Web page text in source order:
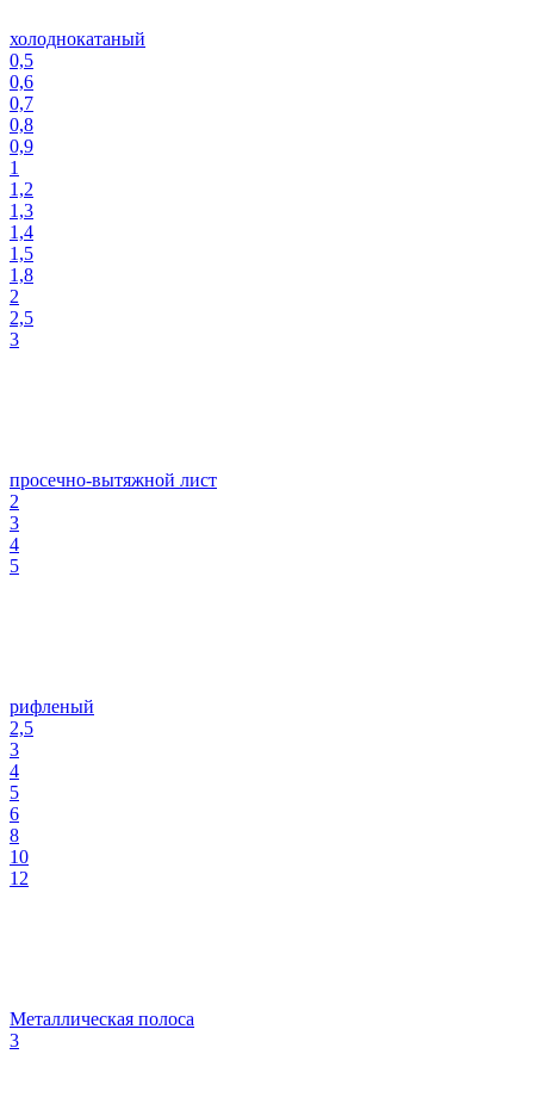
холоднокатаный
0,5
0,6
0,7
0,8
0,9
1
1,2
1,3
1,4
1,5
1,8
2
2,5
3
просечно-вытяжной лист
2
3
4
5
рифленый
2,5
3
4
5
6
8
10
12
Металлическая полоса
3